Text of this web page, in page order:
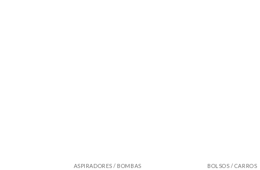
ASPIRADORES / BOMBAS BOLSOS / CARROS